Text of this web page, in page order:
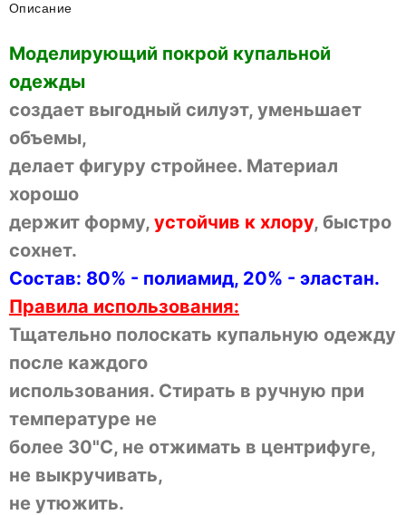
Описание
Моделирующий покрой купальной
одежды
создает выгодный силуэт, уменьшает
объемы,
делает фигуру стройнее. Материал
хорошо
держит форму, устойчив к хлору, быстро
сохнет.
Состав: 80% - полиамид, 20% - эластан.
Правила использования:
Тщательно полоскать купальную одежду
после каждого
использования. Стирать в ручную при
температуре не
более 30"C, не отжимать в центрифуге,
не выкручивать,
не утюжить.